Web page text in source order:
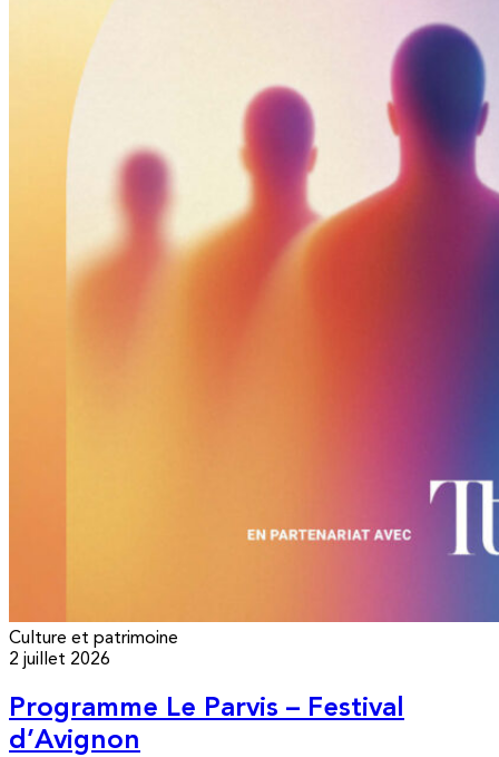
Culture et patrimoine
2 juillet 2026
Programme Le Parvis – Festival
d’Avignon